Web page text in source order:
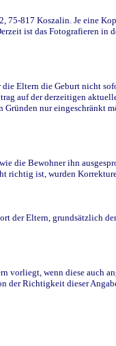
817 Koszalin. Je eine
ist das Fotografieren in
Eltern die Geburt nicht
auf der derzeitigen
nur eingeschränkt
die Bewohner ihn
richtig ist, wurden
der Eltern, grundsätzlich der
vorliegt, wenn diese auch
der Richtigkeit dieser